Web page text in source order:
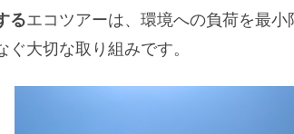
るエコツアーは、環境への負荷を最
ぐ大切な取り組みです。